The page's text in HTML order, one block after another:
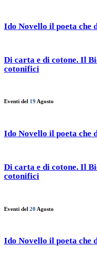
Ido Novello il poeta che
Di carta e di cotone. Il
cotonifici
Eventi del 19 Agosto
Ido Novello il poeta che
Di carta e di cotone. Il
cotonifici
Eventi del 20 Agosto
Ido Novello il poeta che